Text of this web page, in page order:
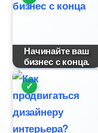
Начинайте ваш
изнес с конца.